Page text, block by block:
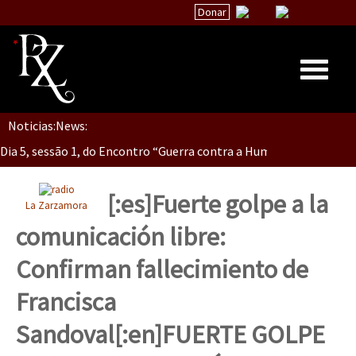
Donar
Inicio
Quiénes Somos
La palabra del EZLN
TEMAS
Chiapas
México
Latinoamérica
Noticias:News:
Dia 5, Sessão 2, Encontro “Guerra contra la Humanidad”
Dia 5, sessão 1, do Encontro “Guerra contra a Humanidade”(As
Dia 4 – Encontro “Guerra contra a Humanidade” (As populações
La Zarzamora
[:es]Fuerte golpe a la
comunicación libre:
Confirman fallecimiento de
Francisca
Sandoval[:en]FUERTE GOLPE